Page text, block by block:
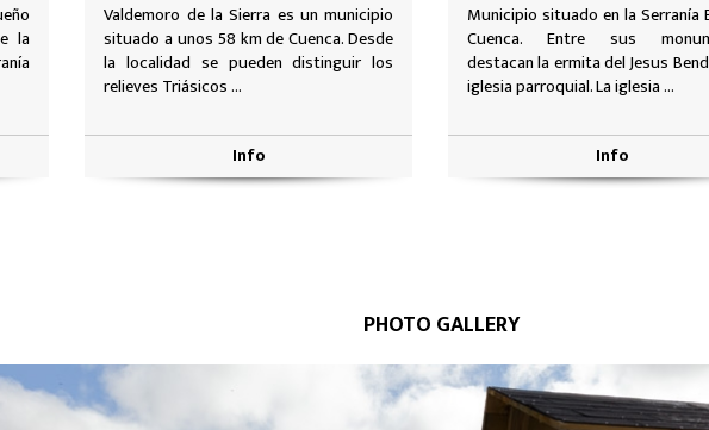
los
Municipio situado en la Serranía Baja de
Cuenca. Entre sus monumentos
destacan la ermita del Jesus Bendito y la
iglesia parroquial. La iglesia ...
Info
En el cerro del Buen Suceso,
Hurtado de Mendoza, se erige el
desde el que se vigilaba la llegada
Info
PHOTO GALLERY